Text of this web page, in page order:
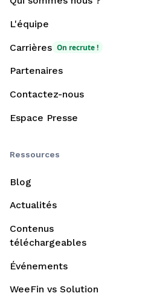
L'équipe
Carrières On recrute !
Partenaires
Contactez-nous
Espace Presse
Ressources
Blog
Actualités
Contenus
téléchargeables
Événements
WeeFin vs Solution